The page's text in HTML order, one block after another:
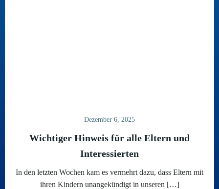
Dezember 6, 2025
Wichtiger Hinweis für alle Eltern und
Interessierten
In den letzten Wochen kam es vermehrt dazu, dass Eltern mit
ihren Kindern unangekündigt in unseren […]